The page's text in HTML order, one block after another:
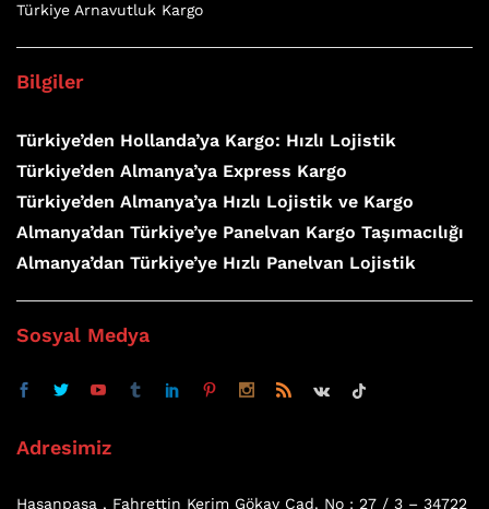
Türkiye Arnavutluk Kargo
Bilgiler
Türkiye’den Hollanda’ya Kargo: Hızlı Lojistik
Türkiye’den Almanya’ya Express Kargo
Türkiye’den Almanya’ya Hızlı Lojistik ve Kargo
Almanya’dan Türkiye’ye Panelvan Kargo Taşımacılığı
Almanya’dan Türkiye’ye Hızlı Panelvan Lojistik
Sosyal Medya
Adresimiz
Hasanpaşa , Fahrettin Kerim Gökay Cad. No : 27 / 3 – 34722